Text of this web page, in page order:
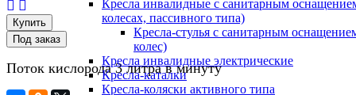
Кресла инвалидные с санитарным
колесах, пассивного типа)
Кресла-стулья с санитарным
колес)
Кресла инвалидные электрические
Кресла-каталки
Кресла-коляски активного типа
Купить
Поток кислорода 3 литра в минуту